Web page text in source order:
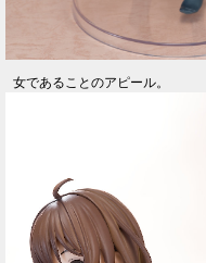
女であることのアピール。